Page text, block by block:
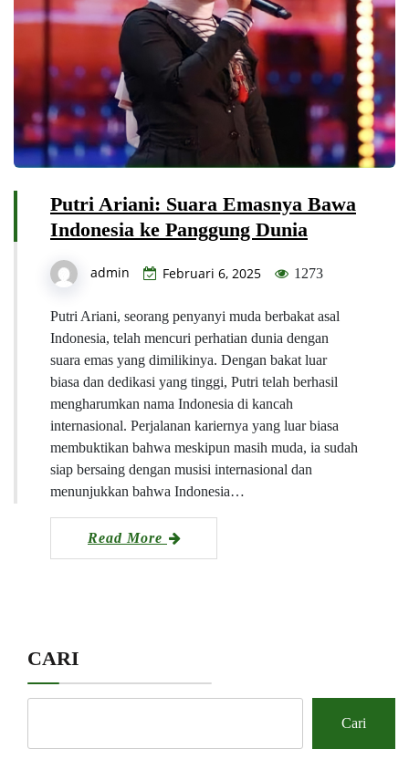
Putri Ariani: Suara Emasnya Bawa
Indonesia ke Panggung Dunia
admin Februari 6, 2025 1273
Putri Ariani, seorang penyanyi muda berbakat asal
Indonesia, telah mencuri perhatian dunia dengan
suara emas yang dimilikinya. Dengan bakat luar
biasa dan dedikasi yang tinggi, Putri telah berhasil
mengharumkan nama Indonesia di kancah
internasional. Perjalanan kariernya yang luar biasa
membuktikan bahwa meskipun masih muda, ia sudah
siap bersaing dengan musisi internasional dan
menunjukkan bahwa Indonesia…
Read More
CARI
Cari